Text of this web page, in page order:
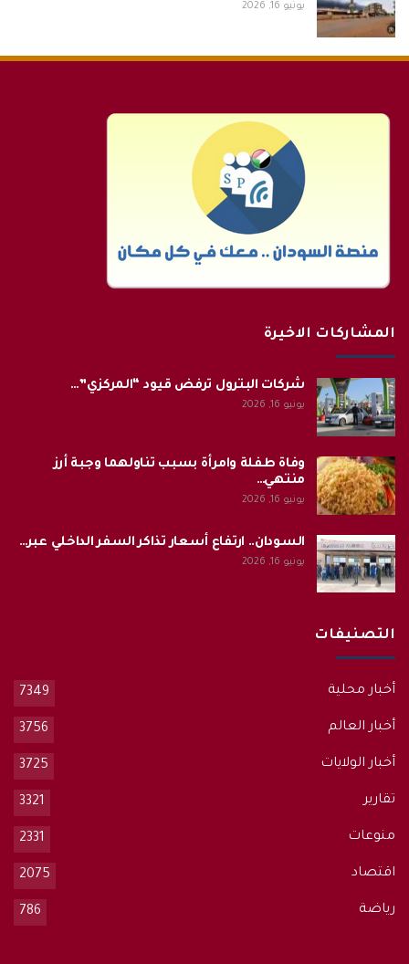
يونيو 16, 2026
المشاركات الاخيرة
شركات البترول ترفض قيود “المركزي”…
يونيو 16, 2026
وفاة طفلة وامرأة بسبب تناولهما وجبة أرز
منتهي…
يونيو 16, 2026
السودان.. ارتفاع أسعار تذاكر السفر الداخلي عبر…
يونيو 16, 2026
التصنيفات
أخبار محلية 7349
أخبار العالم 3756
أخبار الولايات 3725
تقارير 3321
منوعات 2331
اقتصاد 2075
رياضة 786